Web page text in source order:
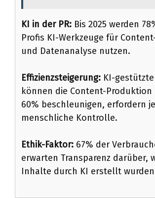
KI in der PR: Bis 2025 werden
Profis KI-Werkzeuge für
und Datenanalyse nutzen.
Effizienzsteigerung: KI-
können die Content-Produktion
60% beschleunigen, erfordern
menschliche Kontrolle.
Ethik-Faktor: 67% der
erwarten Transparenz darüber,
Inhalte durch KI erstellt